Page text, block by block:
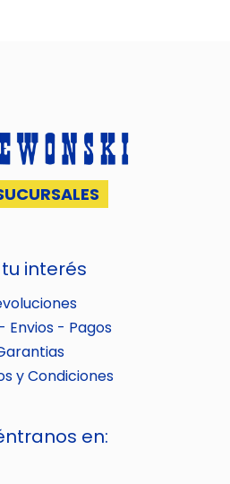
interés
Envios - Pagos
y Condiciones
en: